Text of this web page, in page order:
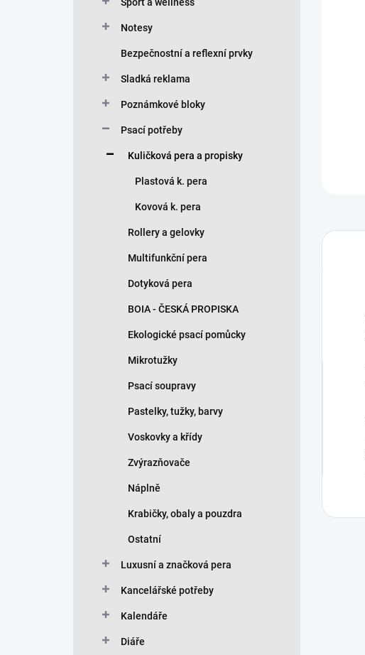
Notesy
Bezpečnostní a reflexní prvky
Sladká reklama
Poznámkové bloky
Psací potřeby
Kuličková pera a propisky
Plastová k. pera
Kovová k. pera
Rollery a gelovky
Multifunkční pera
Dotyková pera
BOIA - ČESKÁ PROPISKA
Ekologické psací pomůcky
Mikrotužky
Psací soupravy
Pastelky, tužky, barvy
Voskovky a křídy
Zvýrazňovače
Náplně
Krabičky, obaly a pouzdra
Ostatní
Luxusní a značková pera
Kancelářské potřeby
Kalendáře
Diáře